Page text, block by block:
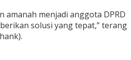
amanah menjadi anggota DPRD
solusi yang tepat,” terang